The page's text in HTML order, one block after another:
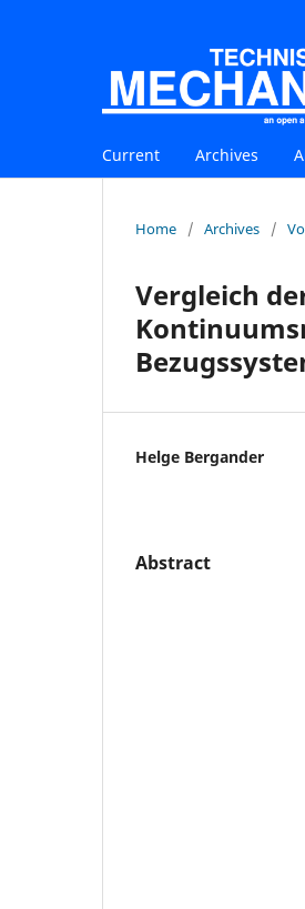
Current Archives
Home / Archives /
Vergleich
Helge Bergander
Abstract